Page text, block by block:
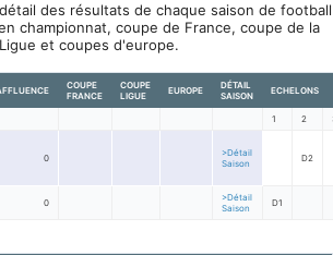
des résultats de chaque saison de football
championnat, coupe de France, coupe de la
Ligue et coupes d'europe.
COUPE
FRANCE
COUPE
LIGUE
EUROPE
DÉTAIL
SAISON
ECHELONS
1 2
0
>Détail
Saison
D2
0
>Détail
Saison
D1